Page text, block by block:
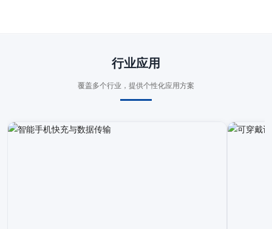
行业应用
覆盖多个行业，提供个性化应用方案